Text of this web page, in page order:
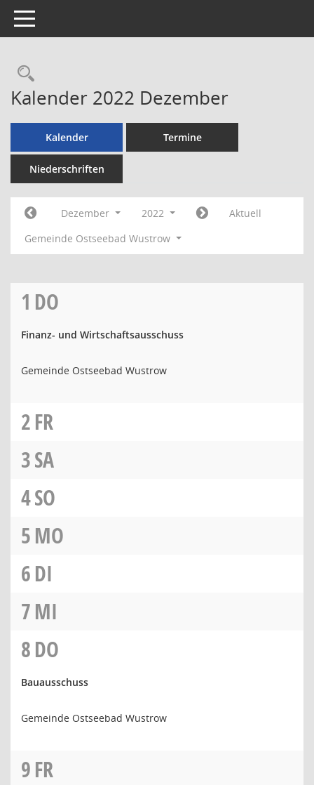
Toggle navigation
Rechercheauswahl
Kalender 2022 Dezember
Kalender Termine
Niederschriften
Dezember 2022
Aktuell
Gemeinde Ostseebad Wustrow
1 DO
Finanz- und Wirtschaftsausschuss
Gemeinde Ostseebad Wustrow
2FR
3SA
4SO
5MO
6DI
7MI
8DO
Bauausschuss
Gemeinde Ostseebad Wustrow
9FR